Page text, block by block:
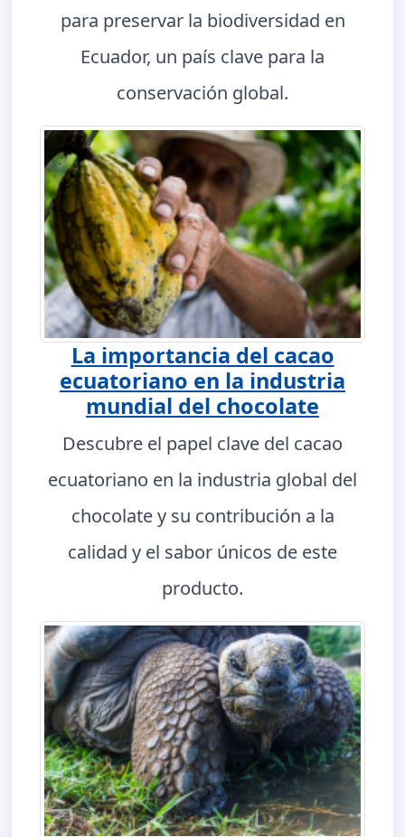
para preservar la biodiversidad en
Ecuador, un país clave para la
conservación global.
La importancia del cacao
ecuatoriano en la industria
mundial del chocolate
Descubre el papel clave del cacao
ecuatoriano en la industria global del
chocolate y su contribución a la
calidad y el sabor únicos de este
producto.